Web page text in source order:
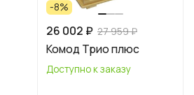
-8%
26 002 ₽ 27 959 ₽
Комод Трио плюс
Доступно к заказу